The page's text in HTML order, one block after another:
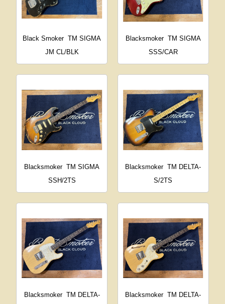
Black Smoker TM SIGMA
JM CL/BLK
Blacksmoker TM SIGMA
SSS/CAR
Blacksmoker TM SIGMA
SSH/2TS
Blacksmoker TM DELTA-
S/2TS
Blacksmoker TM DELTA-
Blacksmoker TM DELTA-